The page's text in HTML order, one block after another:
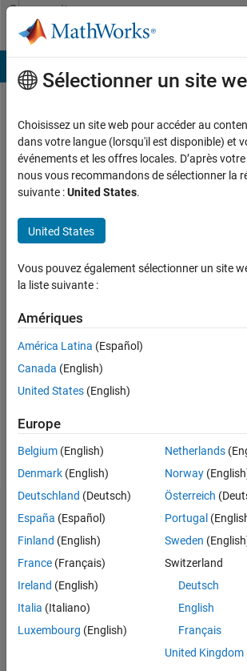
Passer au contenu
Community
Profile
Hexe
Last
seen:
11
jours
il y a
Actif
depuis
0
Following:
Follow
Badges
Hexe's
Badges
MATLAB
Answers
Badges
Tout
Sélectionner un site
Choisissez un site web pour accéder au
dans votre langue (lorsqu'il est disponible) et
événements et les offres locales. D’après
nous vous recommandons de sélectionner la
suivante :United States.
United States
Vous pouvez également sélectionner un site
la liste suivante :
Amériques
América Latina (Español)
Canada (English)
United States (English)
Europe
Belgium (English)
Denmark (English)
Deutschland (Deutsch)
España (Español)
Finland (English)
France (Français)
Ireland (English)
Italia (Italiano)
Luxembourg (English)
Netherlands
Norway
Österreich
Portugal
Sweden
Switzerland
Deutsch
English
Français
United Kingdom